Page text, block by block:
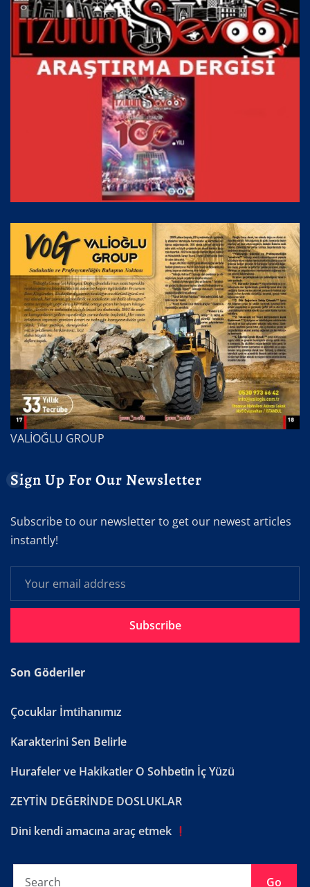
VALİOĞLU GROUP
Sign Up For Our Newsletter
Subscribe to our newsletter to get our newest articles
instantly!
Subscribe
Son Göderiler
Çocuklar İmtihanımız
Karakterini Sen Belirle
Hurafeler ve Hakikatler O Sohbetin İç Yüzü
ZEYTİN DEĞERİNDE DOSLUKLAR
Dini kendi amacına araç etmek
Go